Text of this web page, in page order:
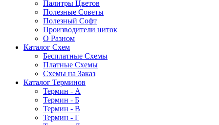
Палитры Цветов
Полезные Советы
Полезный Софт
Производители ниток
О Разном
Каталог Схем
Бесплатные Схемы
Платные Схемы
Схемы на Заказ
Каталог Терминов
Термин - А
Термин - Б
Термин - В
Термин - Г